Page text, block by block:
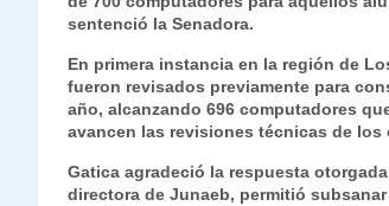
k
sentenció la Senadora.
En primera instancia en la región de
fueron revisados previamente para
año, alcanzando 696 computadores
avancen las revisiones técnicas de los
Gatica agradeció la respuesta
directora de Junaeb, permitió